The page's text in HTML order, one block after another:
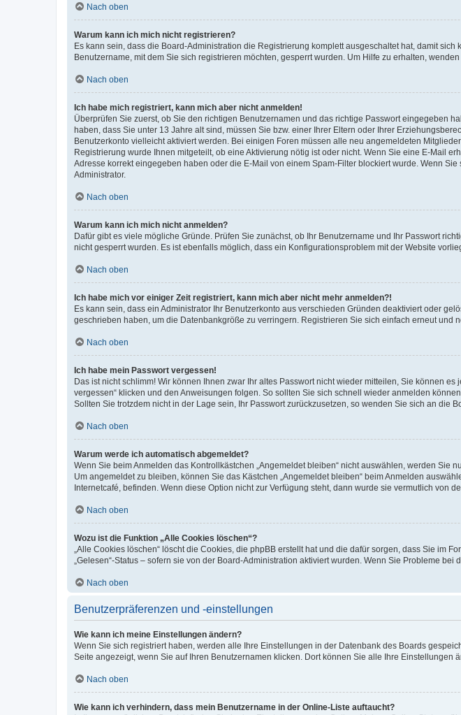
Nach oben
Warum kann ich mich nicht registrieren?
Es kann sein, dass die Board-Administration die Registrierung komplett ausgeschaltet hat, damit
Benutzername, mit dem Sie sich registrieren möchten, gesperrt wurden. Um Hilfe zu erhalten,
Nach oben
Ich habe mich registriert, kann mich aber nicht anmelden!
Überprüfen Sie zuerst, ob Sie den richtigen Benutzernamen und das richtige Passwort eingegeben
haben, dass Sie unter 13 Jahre alt sind, müssen Sie bzw. einer Ihrer Eltern oder Ihrer
Benutzerkonto vielleicht aktiviert werden. Bei einigen Foren müssen alle neu angemeldeten
Registrierung wurde Ihnen mitgeteilt, ob eine Aktivierung nötig ist oder nicht. Wenn Sie eine E-Mail
Adresse korrekt eingegeben haben oder die E-Mail von einem Spam-Filter blockiert wurde. Wenn
Administrator.
Nach oben
Warum kann ich mich nicht anmelden?
Dafür gibt es viele mögliche Gründe. Prüfen Sie zunächst, ob Ihr Benutzername und Ihr Passwort
nicht gesperrt wurden. Es ist ebenfalls möglich, dass ein Konfigurationsproblem mit der Website
Nach oben
Ich habe mich vor einiger Zeit registriert, kann mich aber nicht mehr anmelden?!
Es kann sein, dass ein Administrator Ihr Benutzerkonto aus verschieden Gründen deaktiviert oder
geschrieben haben, um die Datenbankgröße zu verringern. Registrieren Sie sich einfach erneut und
Nach oben
Ich habe mein Passwort vergessen!
Das ist nicht schlimm! Wir können Ihnen zwar Ihr altes Passwort nicht wieder mitteilen, Sie können
vergessen“ klicken und den Anweisungen folgen. So sollten Sie sich schnell wieder anmelden können.
Sollten Sie trotzdem nicht in der Lage sein, Ihr Passwort zurückzusetzen, so wenden Sie sich an die
Nach oben
Warum werde ich automatisch abgemeldet?
Wenn Sie beim Anmelden das Kontrollkästchen „Angemeldet bleiben“ nicht auswählen, werden Sie
Um angemeldet zu bleiben, können Sie das Kästchen „Angemeldet bleiben“ beim Anmelden
Internetcafé, befinden. Wenn diese Option nicht zur Verfügung steht, dann wurde sie vermutlich von
Nach oben
Wozu ist die Funktion „Alle Cookies löschen“?
„Alle Cookies löschen“ löscht die Cookies, die phpBB erstellt hat und die dafür sorgen, dass Sie
„Gelesen“-Status – sofern sie von der Board-Administration aktiviert wurden. Wenn Sie Probleme
Nach oben
Benutzerpräferenzen und -einstellungen
Wie kann ich meine Einstellungen ändern?
Wenn Sie sich registriert haben, werden alle Ihre Einstellungen in der Datenbank des Boards
Seite angezeigt, wenn Sie auf Ihren Benutzernamen klicken. Dort können Sie alle Ihre Einstellungen
Nach oben
Wie kann ich verhindern, dass mein Benutzername in der Online-Liste auftaucht?